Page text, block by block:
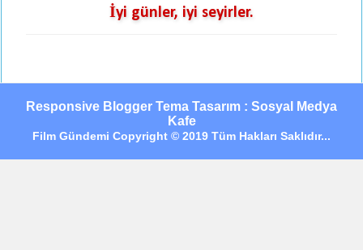
İyi günler, iyi seyirler.
Responsive Blogger Tema Tasarım : Sosyal Medya
Kafe
Film Gündemi Copyright © 2019 Tüm Hakları Saklıdır...